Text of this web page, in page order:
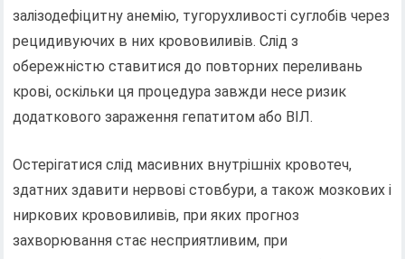
залізодефіцитну анемію, тугорухливості суглобів через
рецидивуючих в них крововиливів. Слід з
обережністю ставитися до повторних переливань
крові, оскільки ця процедура завжди несе ризик
додаткового зараження гепатитом або ВІЛ.
Остерігатися слід масивних внутрішніх кровотеч,
здатних здавити нервові стовбури, а також мозкових і
ниркових крововиливів, при яких прогноз
захворювання стає несприятливим, при